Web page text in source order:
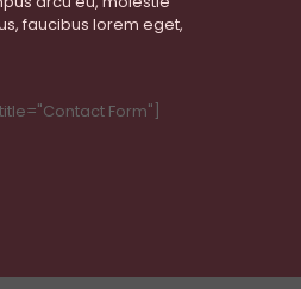
faucibus lorem eget,
Form"]